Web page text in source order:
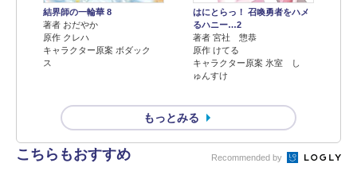
結界師の一輪華 8
著者 おだやか
原作 クレハ
キャラクター原案 ボダック
ス
はにとらっ！ 召喚勇者をハメ
るハニー…2
著者 宮社 惣恭
原作 けてる
キャラクター原案 氷室 し
ゅんすけ
もっとみる
こちらもおすすめ Recommended by